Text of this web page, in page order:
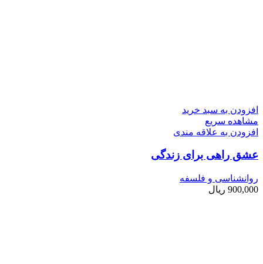
افزودن به سبد خرید
مشاهده سریع
افزودن به علاقه مندی
عشق راهی برای زندگی
روانشناسی و فلسفه
900,000 ریال